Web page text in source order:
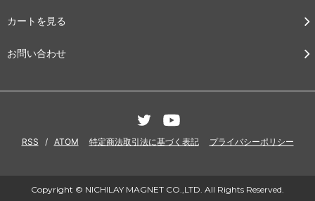
カートを見る
お問い合わせ
RSS / ATOM 特定商法取引法に基づく表記 プライバシーポリシー
Copyright © NICHILAY MAGNET CO.,LTD. All Rights Reserved.